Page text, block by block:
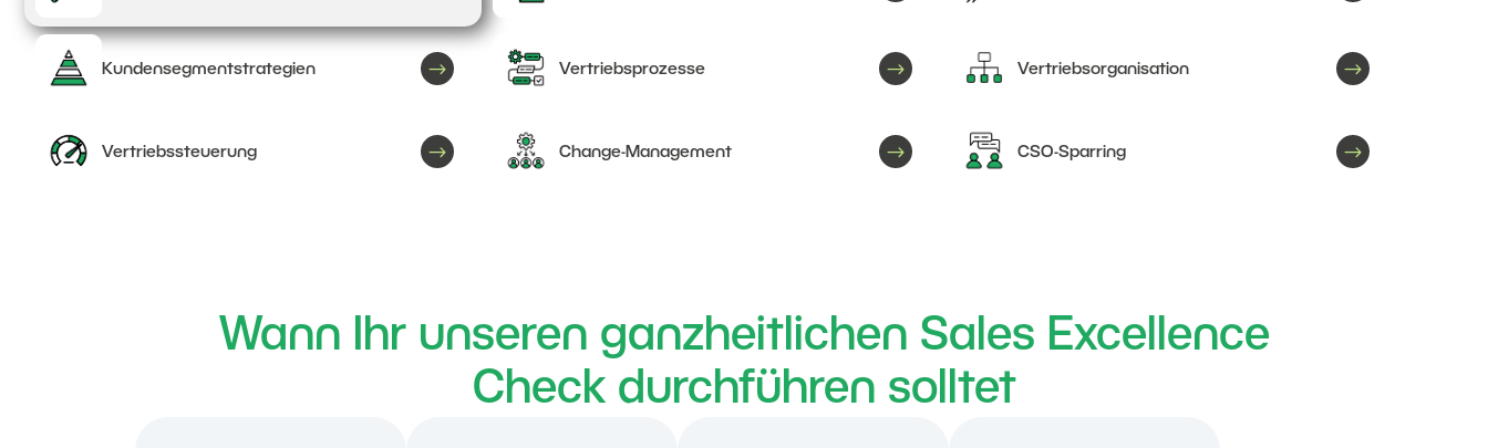
Kundensegmentstrategien $ Vertriebsprozesse $ Vertriebsorganisation $
Vertriebssteuerung $ Change-Management $ CSO-Sparring $
Wann Ihr unseren ganzheitlichen Sales Excellence
Check durchführen solltet